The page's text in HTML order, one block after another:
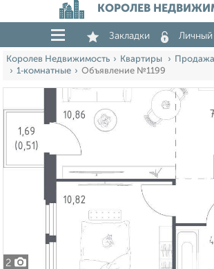
КОРОЛЕВ
Закладки Личный
Королев Недвижимость Квартиры
Продажа
1‑комнатные
Объявление №1199
2